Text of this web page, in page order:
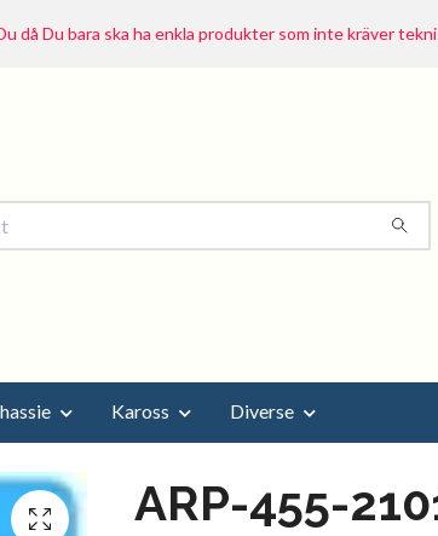
då Du bara ska ha enkla produkter som inte kräver
Kaross Diverse
ARP-455-